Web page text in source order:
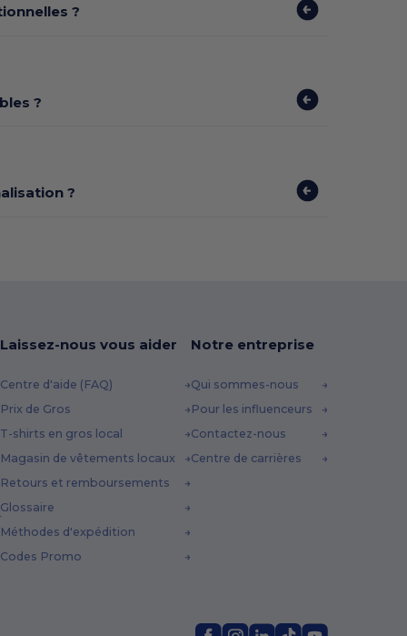
?
?
?
Laissez-nous vous aider
Centre d'aide (FAQ)
Prix de Gros
T-shirts en gros local
Magasin de vêtements locaux
Retours et remboursements
Glossaire
Méthodes d'expédition
Codes Promo
Notre entreprise
Qui sommes-nous
Pour les influenceurs
Contactez-nous
Centre de carrières